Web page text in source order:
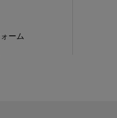
ーム